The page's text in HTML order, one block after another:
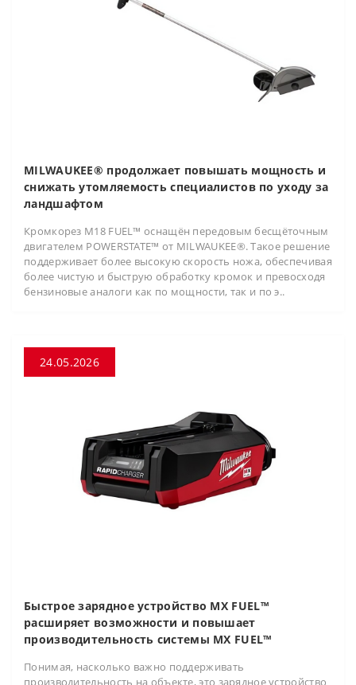
MILWAUKEE® продолжает повышать мощность и
снижать утомляемость специалистов по уходу за
ландшафтом
Кромкорез M18 FUEL™ оснащён передовым бесщёточным
двигателем POWERSTATE™ от MILWAUKEE®. Такое решение
поддерживает более высокую скорость ножа, обеспечивая
более чистую и быструю обработку кромок и превосходя
бензиновые аналоги как по мощности, так и по э..
24.05.2026
Быстрое зарядное устройство MX FUEL™
расширяет возможности и повышает
производительность системы MX FUEL™
Понимая, насколько важно поддерживать
производительность на объекте, это зарядное устройство